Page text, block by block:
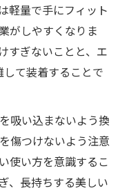
軽量で手にフィット
がしやすくなりま
すぎないことと、エ
て装着することで
吸い込まないよう換
傷つけないよう注意
使い方を意識するこ
、長持ちする美しい